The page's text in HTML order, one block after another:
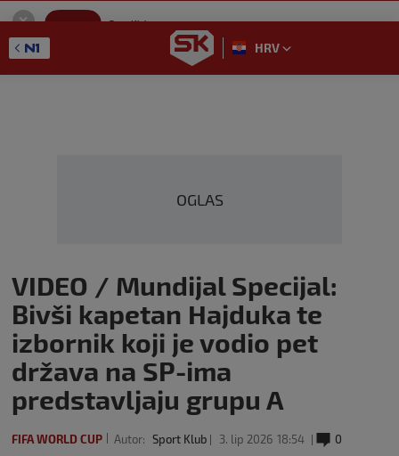
SportKlub
GET - On the Google Play
HRV
OGLAS
VIDEO / Mundijal Specijal:
Bivši kapetan Hajduka te
izbornik koji je vodio pet
država na SP-ima
predstavljaju grupu A
FIFA WORLD CUP Autor: Sport Klub 3. lip 2026 18:54
0